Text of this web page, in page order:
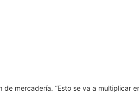
mercadería. “Esto se va a multiplicar